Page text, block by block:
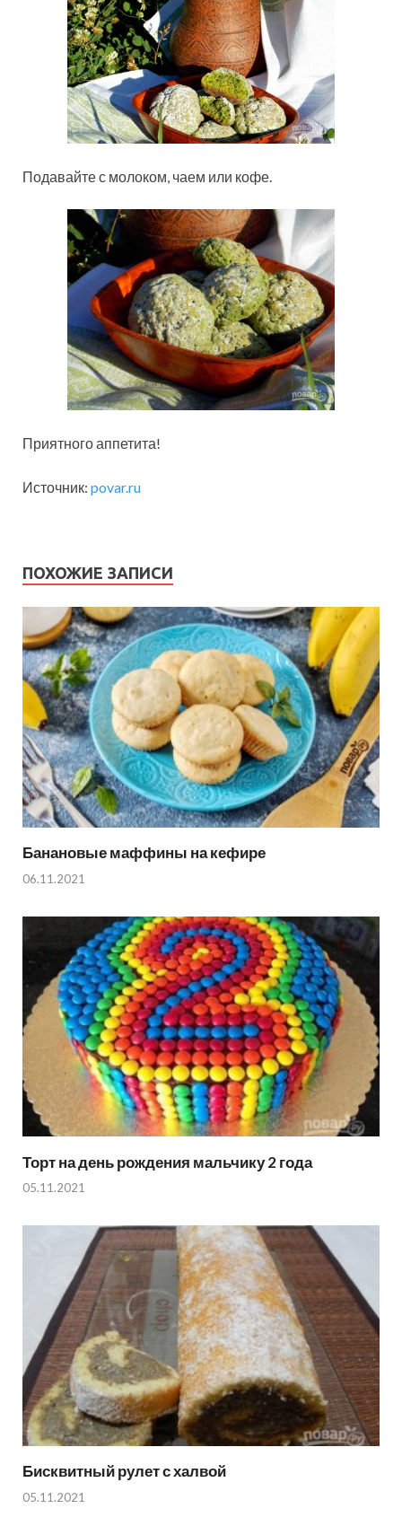
Подавайте с молоком, чаем или кофе.
Приятного аппетита!
Источник: povar.ru
ПОХОЖИЕ ЗАПИСИ
Банановые маффины на кефире
06.11.2021
Торт на день рождения мальчику 2 года
05.11.2021
Бисквитный рулет с халвой
05.11.2021